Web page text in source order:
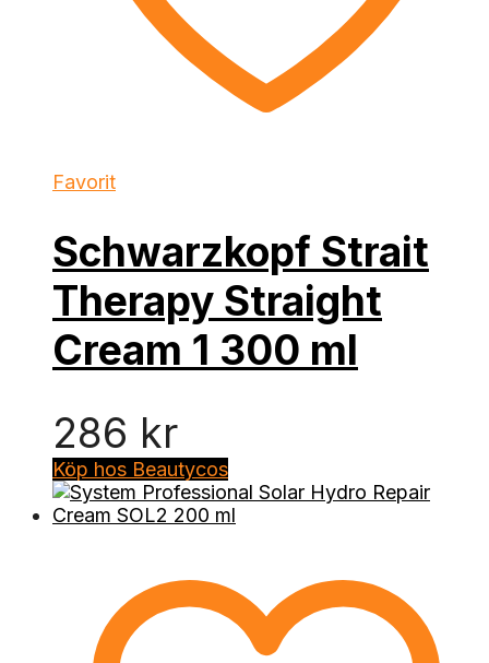
Favorit
Schwarzkopf Strait
Therapy Straight
Cream 1 300 ml
286 kr
Köp hos Beautycos